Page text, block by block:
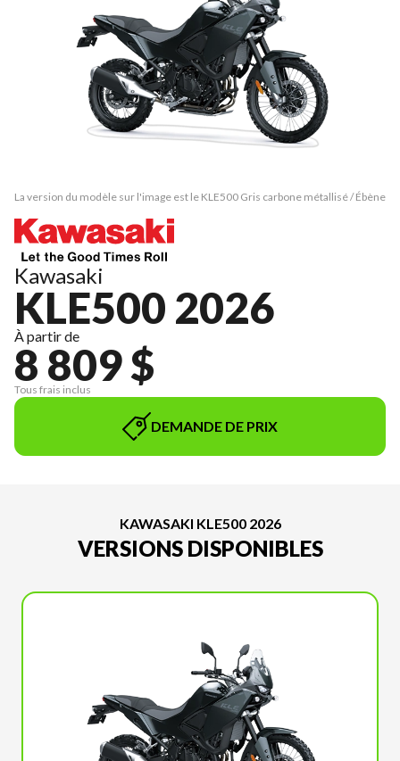
La version du modèle sur l'image est le KLE500 Gris carbone métallisé / Ébène
Kawasaki
KLE500 2026
À partir de
8 809 $
Tous frais inclus
DEMANDE DE PRIX
KAWASAKI KLE500 2026
VERSIONS DISPONIBLES